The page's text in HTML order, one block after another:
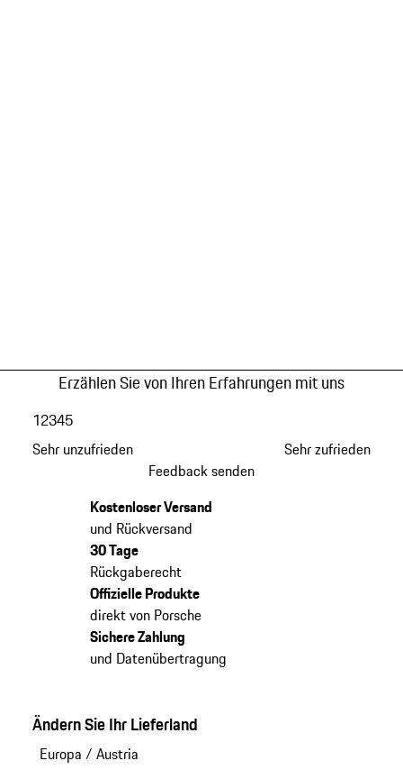
Erzählen Sie von Ihren Erfahrungen mit uns
Sehr unzufrieden
12345
Sehr zufrieden
Feedback senden
Kostenloser Versand
und Rückversand
30 Tage
Rückgaberecht
Offizielle Produkte
direkt von Porsche
Sichere Zahlung
und Datenübertragung
Ändern Sie Ihr Lieferland
Europa / Austria